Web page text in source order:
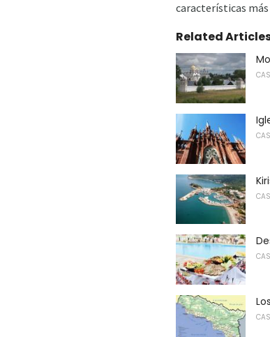
características más
Related